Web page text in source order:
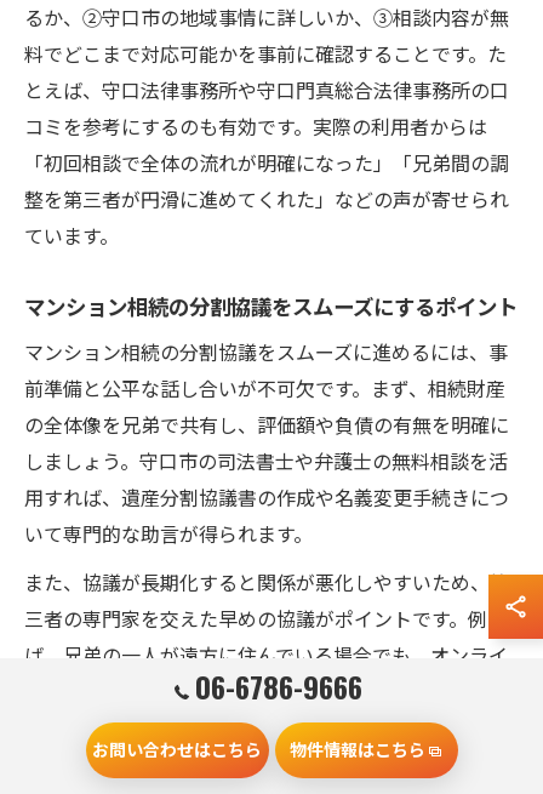
るか、②守口市の地域事情に詳しいか、③相談内容が無
料でどこまで対応可能かを事前に確認することです。た
とえば、守口法律事務所や守口門真総合法律事務所の口
コミを参考にするのも有効です。実際の利用者からは
「初回相談で全体の流れが明確になった」「兄弟間の調
整を第三者が円滑に進めてくれた」などの声が寄せられ
ています。
マンション相続の分割協議をスムーズにするポイント
マンション相続の分割協議をスムーズに進めるには、事
前準備と公平な話し合いが不可欠です。まず、相続財産
の全体像を兄弟で共有し、評価額や負債の有無を明確に
しましょう。守口市の司法書士や弁護士の無料相談を活
用すれば、遺産分割協議書の作成や名義変更手続きにつ
いて専門的な助言が得られます。
また、協議が長期化すると関係が悪化しやすいため、第
三者の専門家を交えた早めの協議がポイントです。例え
ば、兄弟の一人が遠方に住んでいる場合でも、オンライ
ン相談や書面による意思確認を活用することで、全員の
合意形成が図りやすくなります。失敗例として「話し合
いが曖昧なまま進めて後から不満が噴出した」というケ
06-6786-9666
お問い合わせはこちら 物件情報はこちら